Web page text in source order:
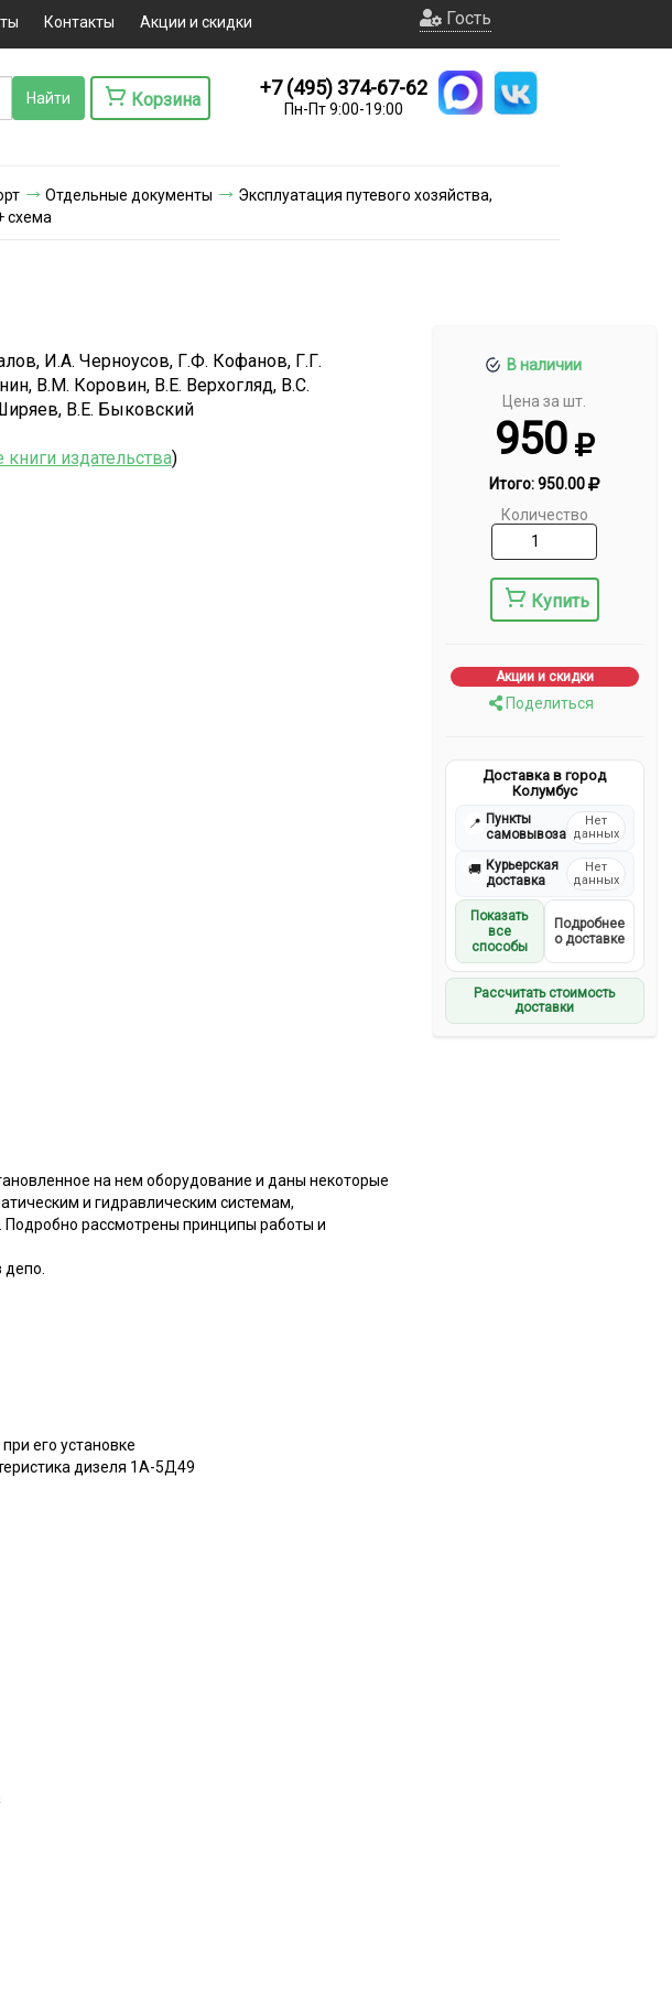
Контакты Акции и скидки Гость
Корзина
+7 (495) 374-67-62
Пн-Пт 9:00-19:00
Отдельные документы
Эксплуатация путевого хозяйства,
схема
В наличии
Цена за шт.
950
Итого:950.00
Количество
Купить
Акции и скидки
Поделиться
Доставка в город
Колумбус
📍 Пункты
самовывоза
Нет
данных
🚚 Курьерская
доставка
Нет
данных
Показать
все
способы
Подробнее
о доставке
Рассчитать стоимость
доставки
И.А. Черноусов, Г.Ф. Кофанов, Г.Г.
В.М. Коровин, В.Е. Верхогляд, В.С.
В.Е. Быковский
книги издательства)
на нем оборудование и даны некоторые
и гидравлическим системам,
рассмотрены принципы работы и
его установке
дизеля 1А-5Д49